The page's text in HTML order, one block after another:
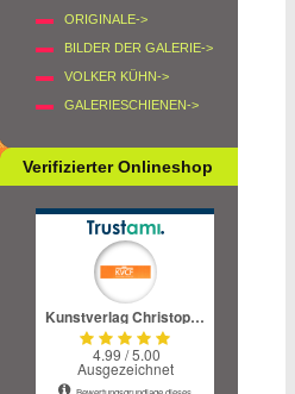
ORIGINALE->
BILDER DER GALERIE->
VOLKER KÜHN->
GALERIESCHIENEN->
Verifizierter Onlineshop